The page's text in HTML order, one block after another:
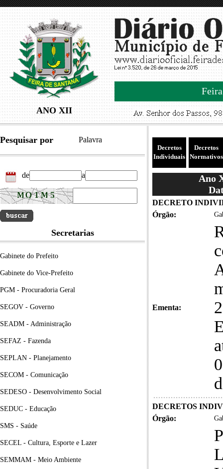
ANO XII
Pesquisar por Palavra
de a
Secretarias
Gabinete do Prefeito
Gabinete do Vice-Prefeito
PGM - Procuradoria Geral
SEGOV - Governo
SEADM - Administração
SEFAZ - Fazenda
SEPLAN - Planejamento
SECOM - Comunicação
SEDESO - Desenvolvimento Social
SEDUC - Educação
SMS - Saúde
SECEL - Cultura, Esporte e Lazer
SEMMAM - Meio Ambiente
Decretos
Individuais
Decretos
Normativos
Ano
DECRETO
Órgão:
Ementa:
DECRETOS
Órgão: